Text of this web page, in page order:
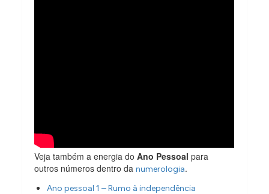
Veja também a energia doAno Pessoal para
outros números dentro danumerologia.
Ano pessoal 1 – Rumo à independência